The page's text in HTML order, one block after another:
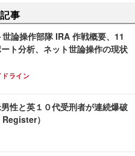
事
論操作部隊 IRA 作戦概要、11
ト分析、ネット世論操作の現状
ライン
性と英１０代受刑者が連続爆破
）